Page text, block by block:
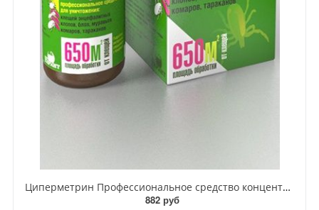
Циперметрин Профессиональное средство концентрат эмульсии 25% для уничтожения тараканов, мух,комаров, блох, клопов, муравьев, ос 50 мл
882 руб